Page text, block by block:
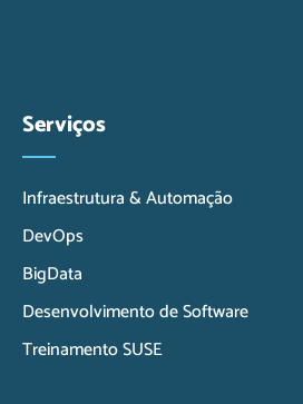
Serviços
Infraestrutura & Automação
DevOps
BigData
Desenvolvimento de Software
Treinamento SUSE